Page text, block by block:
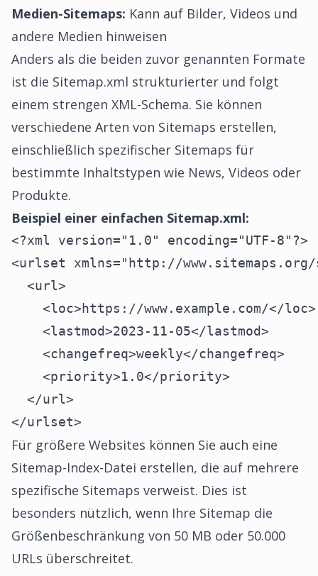
Medien-Sitemaps: Kann auf Bilder, Videos und
andere Medien hinweisen
Anders als die beiden zuvor genannten Formate
ist die Sitemap.xml strukturierter und folgt
einem strengen XML-Schema. Sie können
verschiedene Arten von Sitemaps erstellen,
einschließlich spezifischer Sitemaps für
bestimmte Inhaltstypen wie News, Videos oder
Produkte.
Beispiel einer einfachen Sitemap.xml:
<?xml version="1.0" encoding="UTF-8"?>
<urlset xmlns="http://www.sitemaps.org/
  <url>
    <loc>https://www.example.com/</loc>
    <lastmod>2023-11-05</lastmod>
    <changefreq>weekly</changefreq>
    <priority>1.0</priority>
  </url>
</urlset>
Für größere Websites können Sie auch eine
Sitemap-Index-Datei erstellen, die auf mehrere
spezifische Sitemaps verweist. Dies ist
besonders nützlich, wenn Ihre Sitemap die
Größenbeschränkung von 50 MB oder 50.000
URLs überschreitet.